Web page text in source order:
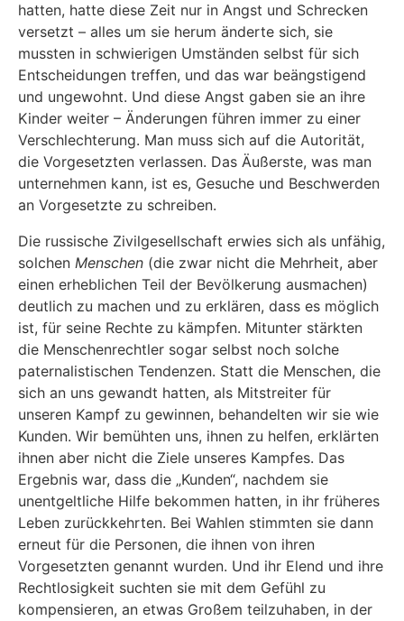
hatten, hatte diese Zeit nur in Angst und Schrecken
versetzt – alles um sie herum änderte sich, sie
mussten in schwierigen Umständen selbst für sich
Entscheidungen treffen, und das war beängstigend
und ungewohnt. Und diese Angst gaben sie an ihre
Kinder weiter – Änderungen führen immer zu einer
Verschlechterung. Man muss sich auf die Autorität,
die Vorgesetzten verlassen. Das Äußerste, was man
unternehmen kann, ist es, Gesuche und Beschwerden
an Vorgesetzte zu schreiben.
Die russische Zivilgesellschaft erwies sich als unfähig,
solchen Menschen (die zwar nicht die Mehrheit, aber
einen erheblichen Teil der Bevölkerung ausmachen)
deutlich zu machen und zu erklären, dass es möglich
ist, für seine Rechte zu kämpfen. Mitunter stärkten
die Menschenrechtler sogar selbst noch solche
paternalistischen Tendenzen. Statt die Menschen, die
sich an uns gewandt hatten, als Mitstreiter für
unseren Kampf zu gewinnen, behandelten wir sie wie
Kunden. Wir bemühten uns, ihnen zu helfen, erklärten
ihnen aber nicht die Ziele unseres Kampfes. Das
Ergebnis war, dass die „Kunden“, nachdem sie
unentgeltliche Hilfe bekommen hatten, in ihr früheres
Leben zurückkehrten. Bei Wahlen stimmten sie dann
erneut für die Personen, die ihnen von ihren
Vorgesetzten genannt wurden. Und ihr Elend und ihre
Rechtlosigkeit suchten sie mit dem Gefühl zu
kompensieren, an etwas Großem teilzuhaben, in der